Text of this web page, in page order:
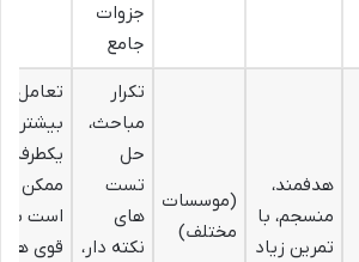
جزوات
جامع
هدفمند،
منسجم، با
تمرین زیاد
(موسسات
مختلف)
تکرار
مباحث،
حل
تست
های
نکته دار،
تعامل
بیشتر
یکطرفه،
ممکن
است
قوی ها